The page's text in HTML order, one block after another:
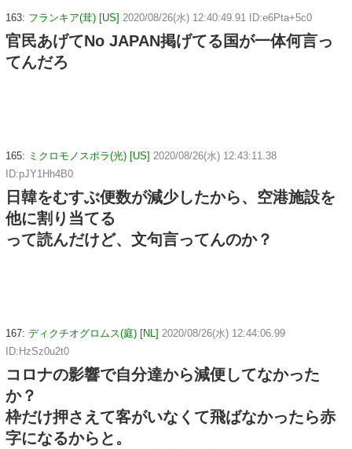
163: フランキア(茸) [US] 2020/08/26(水) 12:40:49.91 ID:e6Pta+5c0
官民あげてNo JAPAN掲げてる国が一体何言っ
てんだろ
165: ミクロモノスポラ(光) [US] 2020/08/26(水) 12:43:11.38
ID:pJY1Hh4B0
日韓をむすぶ便数が減少したから、空港施設を
他に割り当てる
って読んだけど、文句言ってんのか？
167: ディクチオグロムス(庭) [NL] 2020/08/26(水) 12:44:06.99
ID:HzSz0u2t0
コロナの影響で自分達から減便してなかった
か？
枠だけ押さえて客がいなくて飛ばなかったら赤
字になるからと。